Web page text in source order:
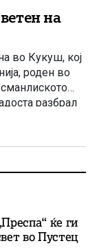
на
во Кукуш, кој
роден во
разбрал
не е само
ќе ги
во Пустец